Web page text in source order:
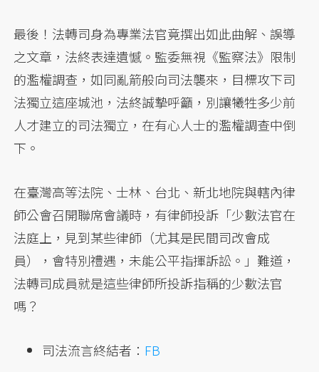
最後！法轉司身為專業法官竟撰出如此曲解、誤導
之文章，法終表達遺憾。監委無視《監察法》限制
的濫權調查，如同亂箭般向司法襲來，目標攻下司
法獨立這座城池，法終誠摯呼籲，別讓犧牲多少前
人才建立的司法獨立，在有心人士的濫權調查中倒
下。
在臺灣高等法院、士林、台北、新北地院與轄內律
師公會召開聯席會議時，有律師投訴「少數法官在
法庭上，見到某些律師（尤其是民間司改會成
員），會特別禮遇，未能公平指揮訴訟。」難道，
法轉司成員就是這些律師所投訴指稱的少數法官
嗎？
司法流言終結者： FB